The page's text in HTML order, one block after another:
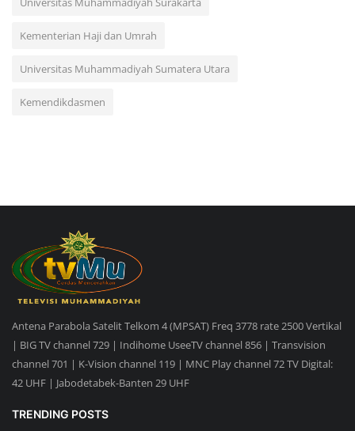
Kementerian Haji dan Umrah
Universitas Muhammadiyah Sumatera Utara
Kemendikdasmen
Antena Parabola Satelit Telkom 4 (MPSAT) Freq 3778 rate 2500 Vertikal
| BIG TV channel 729 | Indihome UseeTV channel 856 | Transvision
channel 701 | K-Vision channel 119 | MNC Play channel 72 TV Digital:
42 UHF | Jabodetabek-Banten 29 UHF
TRENDING POSTS